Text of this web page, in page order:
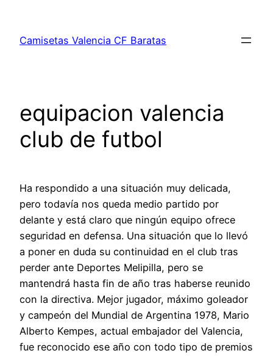
contenido
Camisetas Valencia CF Baratas
equipacion valencia
club de futbol
Ha respondido a una situación muy delicada,
pero todavía nos queda medio partido por
delante y está claro que ningún equipo ofrece
seguridad en defensa. Una situación que lo llevó
a poner en duda su continuidad en el club tras
perder ante Deportes Melipilla, pero se
mantendrá hasta fin de año tras haberse reunido
con la directiva. Mejor jugador, máximo goleador
y campeón del Mundial de Argentina 1978, Mario
Alberto Kempes, actual embajador del Valencia,
fue reconocido ese año con todo tipo de premios